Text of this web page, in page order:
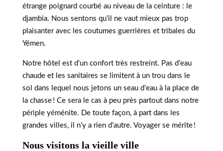
étrange poignard courbé au niveau de la ceinture : le
djambia. Nous sentons qu’il ne vaut mieux pas trop
plaisanter avec les coutumes guerrières et tribales du
Yémen.
Notre hôtel est d’un confort très restreint. Pas d’eau
chaude et les sanitaires se limitent à un trou dans le
sol dans lequel nous jetons un seau d’eau à la place de
la chasse ! Ce sera le cas à peu près partout dans notre
périple yéménite. De toute façon, à part dans les
grandes villes, il n’y a rien d’autre. Voyager se mérite !
Nous visitons la vieille ville